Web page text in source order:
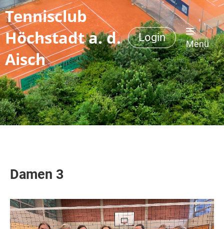
Tennisclub
Höchstadt a. d.
Aisch
Login
Menü
Damen 3